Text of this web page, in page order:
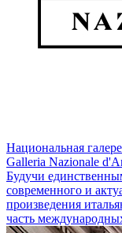
Национальная
Galleria Nazionale
Будучи
современного и
произведения
часть